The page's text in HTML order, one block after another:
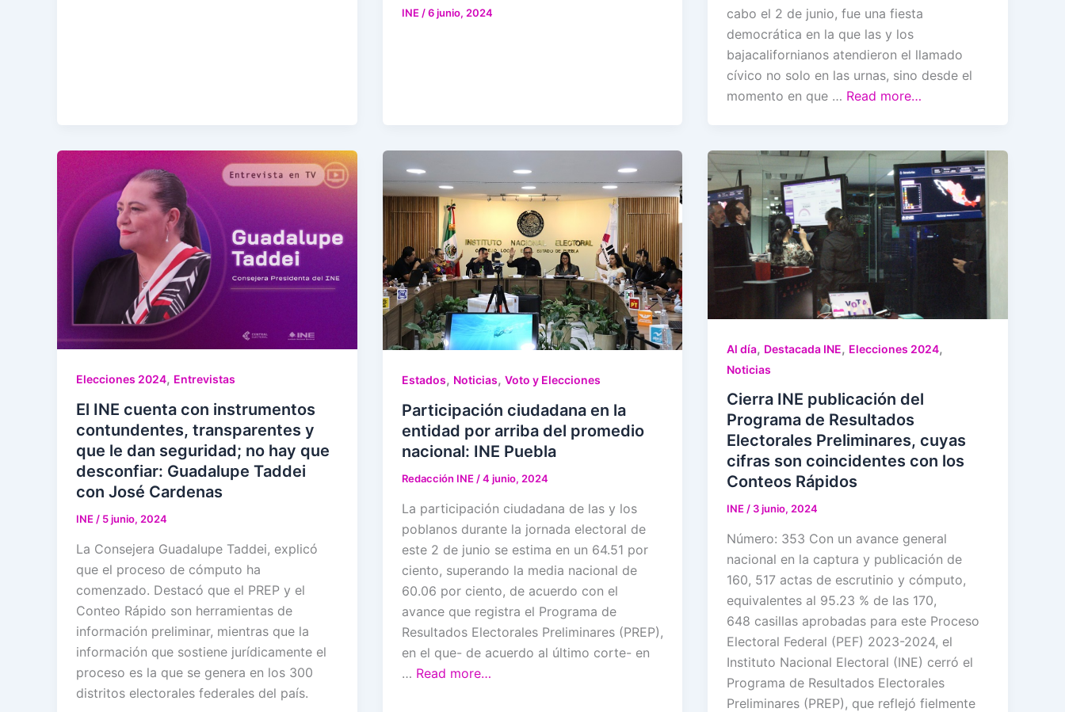
INE/6 junio, 2024
cabo el 2 de junio, fue una fiesta
democrática en la que las y los
bajacalifornianos atendieron el llamado
cívico no solo en las urnas, sino desde el
momento en que … Read more…
Elecciones 2024, Entrevistas
El INE cuenta con instrumentos
contundentes, transparentes y
que le dan seguridad; no hay que
desconfiar: Guadalupe Taddei
con José Cardenas
INE/ 5 junio, 2024
La Consejera Guadalupe Taddei, explicó
que el proceso de cómputo ha
comenzado. Destacó que el PREP y el
Conteo Rápido son herramientas de
información preliminar, mientras que la
información que sostiene jurídicamente el
proceso es la que se genera en los 300
distritos electorales federales del país.
Estados, Noticias, Voto y Elecciones
Participación ciudadana en la
entidad por arriba del promedio
nacional: INE Puebla
Redacción INE /4 junio, 2024
La participación ciudadana de las y los
poblanos durante la jornada electoral de
este 2 de junio se estima en un 64.51 por
ciento, superando la media nacional de
60.06 por ciento, de acuerdo con el
avance que registra el Programa de
Resultados Electorales Preliminares (PREP),
en el que- de acuerdo al último corte- en
… Read more…
Al día, Destacada INE, Elecciones 2024,
Noticias
Cierra INE publicación del
Programa de Resultados
Electorales Preliminares, cuyas
cifras son coincidentes con los
Conteos Rápidos
INE/ 3 junio, 2024
Número: 353 Con un avance general
nacional en la captura y publicación de
160, 517 actas de escrutinio y cómputo,
equivalentes al 95.23 % de las 170,
648 casillas aprobadas para este Proceso
Electoral Federal (PEF) 2023-2024, el
Instituto Nacional Electoral (INE) cerró el
Programa de Resultados Electorales
Preliminares (PREP), que reflejó fielmente